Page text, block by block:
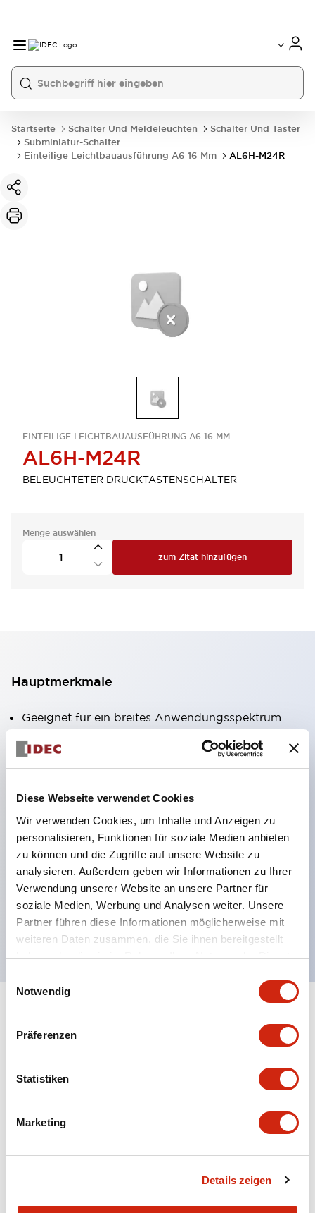
Diese Webseite verwendet Cookies
Wir verwenden Cookies, um Inhalte und Anzeigen zu
personalisieren, Funktionen für soziale Medien anbieten
zu können und die Zugriffe auf unsere Website zu
analysieren. Außerdem geben wir Informationen zu Ihrer
Verwendung unserer Website an unsere Partner für
soziale Medien, Werbung und Analysen weiter. Unsere
Partner führen diese Informationen möglicherweise mit
weiteren Daten zusammen, die Sie ihnen bereitgestellt
haben oder die sie im Rahmen Ihrer Nutzung der Dienste
Notwendig
Präferenzen
Statistiken
Marketing
Details zeigen
Startseite Schalter Und Meldeleuchten
Schalter Und Taster
Subminiatur-Schalter
Einteilige Leichtbauausführung A6 16 Mm
AL6H-M24R
EINTEILIGE LEICHTBAUAUSFÜHRUNG A6 16 MM
AL6H-M24R
BELEUCHTETER DRUCKTASTENSCHALTER
Menge auswählen
zum Zitat hinzufügen
Hauptmerkmale
Geeignet für ein breites Anwendungsspektrum
von der Konsumelektronik bis zum FA-Bereich
LED-Beleuchtungseinheit mit integriertem
LED-Lampenkörper
Schutzarten IP40 und IP65 vollständig verfügbar
(IEC 60529)
UL- und CSA-zertifiziert. Entspricht EN (Europa)
Normen. CCC-zertifiziert (außer Anzeigeleuchten).
Mit speziellem Zubehör leicht auf Φ22 Flash-
Silhouette umstellbar
Electrical Specifications (rated illuminated